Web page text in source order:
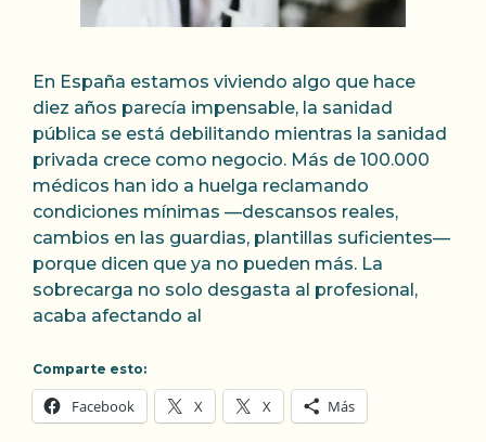
En España estamos viviendo algo que hace
diez años parecía impensable, la sanidad
pública se está debilitando mientras la sanidad
privada crece como negocio. Más de 100.000
médicos han ido a huelga reclamando
condiciones mínimas —descansos reales,
cambios en las guardias, plantillas suficientes—
porque dicen que ya no pueden más. La
sobrecarga no solo desgasta al profesional,
acaba afectando al
Comparte esto:
Facebook X X Más